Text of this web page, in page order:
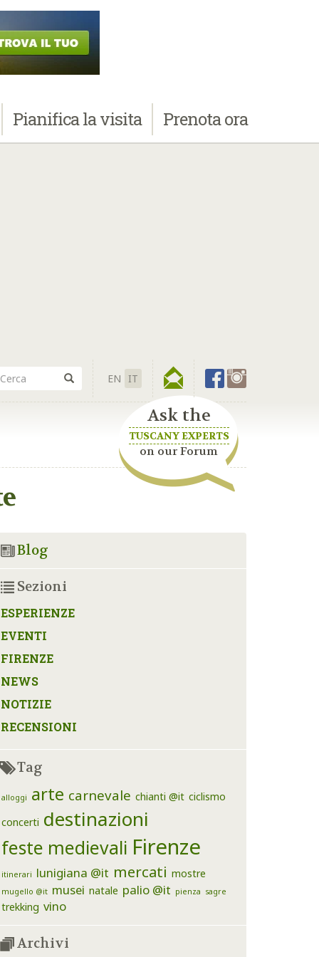
Pianificala visita Prenotaora
EN IT
Ask the
TUSCANY EXPERTS
on our Forum
Blog
Sezioni
ESPERIENZE
EVENTI
FIRENZE
NEWS
NOTIZIE
RECENSIONI
Tag
alloggi arte carnevale chianti @it ciclismo
concerti destinazioni
feste medievali Firenze
itinerari lunigiana @it mercati mostre
mugello @it musei natale palio @it pienza sagre
trekking vino
Archivi